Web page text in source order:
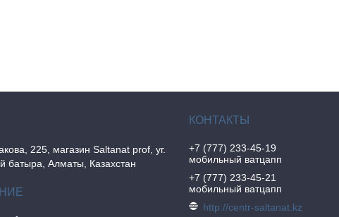
225, магазин Saltanat prof, уг.
батыра, Алматы, Казахстан
+7 (777) 233-45-19
мобильный ватцапп
+7 (777) 233-45-21
мобильный ватцапп
http://centr-saltanat.kz